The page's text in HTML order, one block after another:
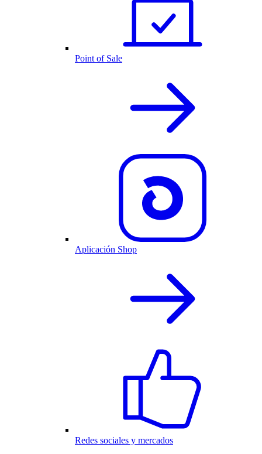
Point of Sale
Aplicación Shop
Redes sociales y mercados